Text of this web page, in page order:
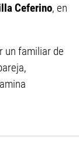
Ceferino, en
un familiar de